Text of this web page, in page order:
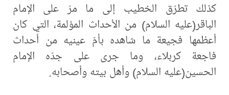
كذلك تطرّق الخطيب إلى ما مرّ على الإمام
الباقر(عليه السلام) من الأحداث المؤلمة، التي كان
أعظمها فجيعة ما شاهده بأمّ عينيه من أحداث
فاجعة كربلاء، وما جرى على جدّه الإمام
الحسين(عليه السلام) وأهل بيته وأصحابه.